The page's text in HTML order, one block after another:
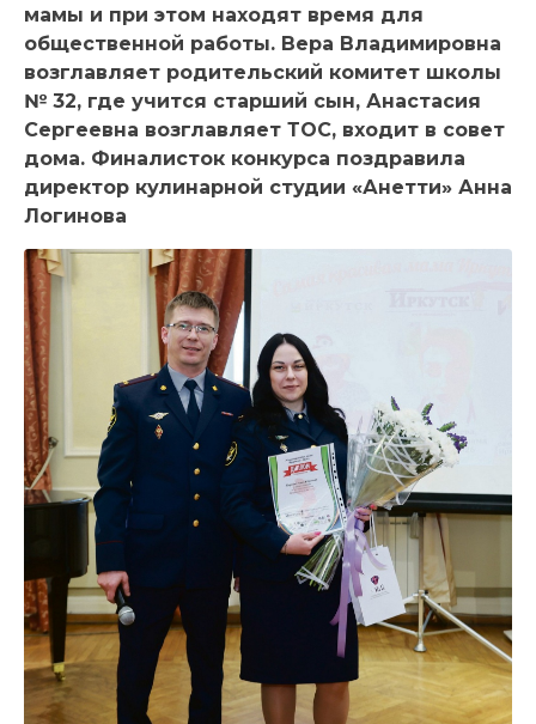
мамы и при этом находят время для
общественной работы. Вера Владимировна
возглавляет родительский комитет школы
№ 32, где учится старший сын, Анастасия
Сергеевна возглавляет ТОС, входит в совет
дома. Финалисток конкурса поздравила
директор кулинарной студии «Анетти» Анна
Логинова